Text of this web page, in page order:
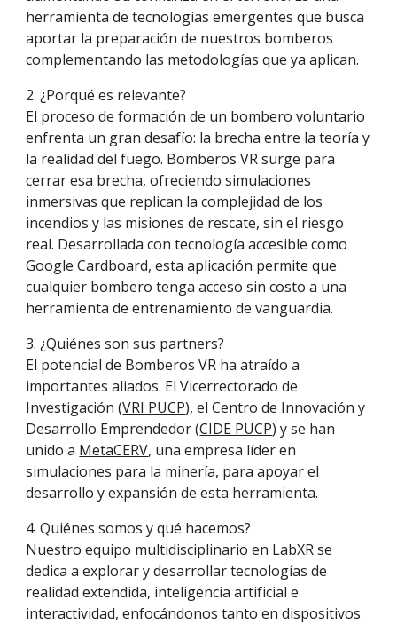
herramientade tecnologías emergentes que busca
aportar la preparación de nuestros bomberos
complementando las metodologías que ya aplican.
2. ¿Porqué es relevante?
El proceso de formación de un bombero voluntario
enfrenta un gran desafío: la brecha entre la teoría y
la realidad del fuego. Bomberos VR surge para
cerrar esa brecha, ofreciendo simulaciones
inmersivas que replican la complejidad de los
incendios y las misiones de rescate, sin el riesgo
real. Desarrollada con tecnología accesible como
Google Cardboard, esta aplicación permite que
cualquier bombero tenga accesosin costoa una
herramienta de entrenamiento de vanguardia.
3. ¿Quiénes son sus partners?
El potencial de Bomberos VR ha atraído a
importantes aliados. El Vicerrectorado de
Investigación (VRI PUCP), el Centro de Innovación y
Desarrollo Emprendedor (CIDE PUCP) y se han
unido a MetaCERV, una empresa líder en
simulaciones para la minería, para apoyar el
desarrollo y expansión de esta herramienta.
4. Quiénes somos y qué hacemos?
Nuestro equipo multidisciplinario en LabXR se
dedica a explorar y desarrollar tecnologías de
realidad extendida, inteligencia artificial e
interactividad, enfocándonos tanto en dispositivos